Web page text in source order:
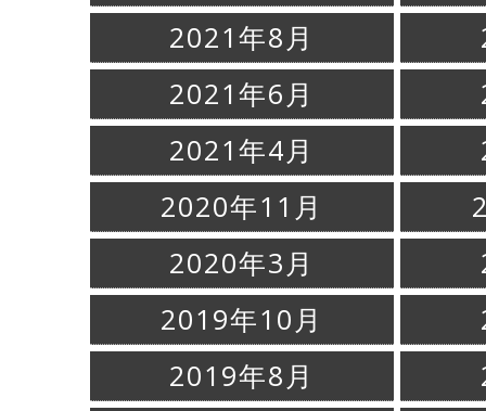
2021年8月
2021年6月
2021年4月
2020年11月
2020年3月
2019年10月
2019年8月